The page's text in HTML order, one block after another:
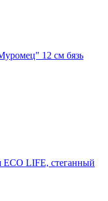
12 см бязь
LIFE, стеганный